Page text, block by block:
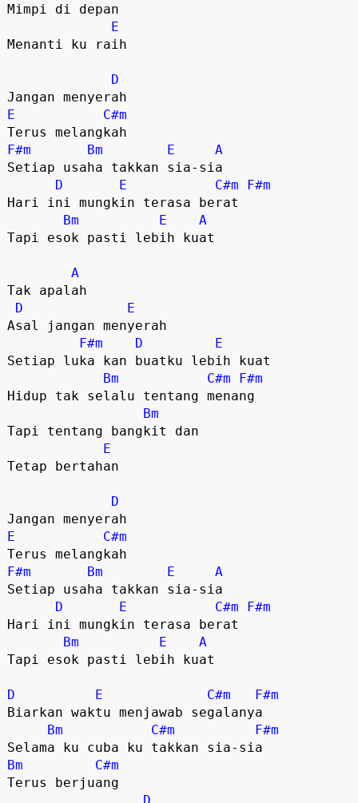
Mimpi di depan
E
Menanti ku raih
D
E
C#m
F#m
Bm E
A
Setiap usaha takkan sia-sia
D
E C#m
F#m
Hari ini mungkin terasa berat
Bm
E
A
Tapi esok pasti lebih kuat
A
Tak apalah
D
E
Asal jangan menyerah
F#m
D
E
Setiap luka kan buatku lebih kuat
Bm
C#m
F#m
Hidup tak selalu tentang menang
Bm
Tapi tentang bangkit dan
E
Tetap bertahan
D
E
C#m
F#m
Bm E
A
Setiap usaha takkan sia-sia
D
E C#m
F#m
Hari ini mungkin terasa berat
Bm
E
A
Tapi esok pasti lebih kuat
D E C#m
F#m
Biarkan waktu menjawab segalanya
Bm
C#m
F#m
Bm
C#m
Terus berjuang